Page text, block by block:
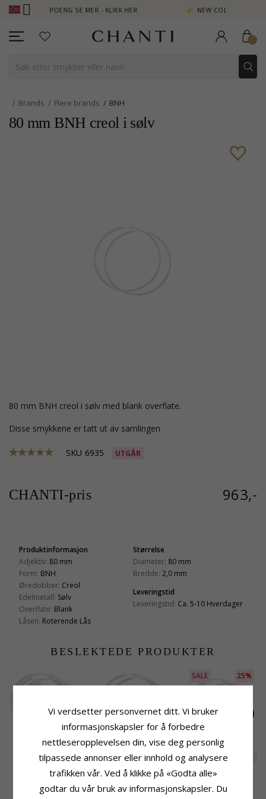
POENG SE MER - KLIKK HER NEW COLLECTION | AURA
Brands Flere brands BNH
80 mm BNH creol i sølv
80 mm BNH creol i sølv med blank overflate.
Disse smykkene er tatt ut av samlingen
SKU 6935 UTGÅR
CHANTI-pris 963,-
Produktinformasjon
Adjektiv: 80 mm
Form: BNH
Øredobber: Creol
Edelmetall: Sølv
Overflate: Blank
Låsen: Roterende Lås
Størrelse
Diameter: 80 mm
Bredde: 2,0 mm
Leveringstid
Leveringstid: Ca. 5-10 Hverdager
BESLEKTEDE PRODUKTER
30 mm BNH creol i
sølv
CHANTI-pris 665,-
60 mm BNH creol i
sølv
CHANTI-pris 998,-
SALE 25%
30 mm BNH creol i
sølv
EXTRA324,-
KUNDER KJØPER OGSÅ
Vi verdsetter personvernet ditt. Vi bruker
informasjonskapsler for å forbedre
nettleseropplevelsen din, vise deg personlig
tilpassede annonser eller innhold og analysere
trafikken vår. Ved å klikke på «Godta alle»
godtar du vår bruk av informasjonskapsler. Du